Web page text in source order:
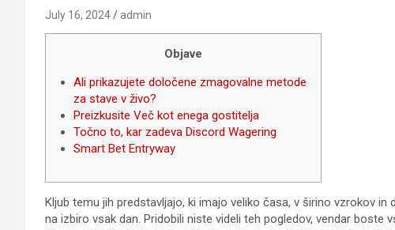
July 16, 2024 admin
Objave
Ali prikazujete določene zmagovalne metode
za stave v živo?
Preizkusite Več kot enega gostitelja
Točno to, kar zadeva Discord Wagering
Smart Bet Entryway
Kljub temu jih predstavljajo, ki imajo veliko časa, v širino vzrokov
na izbiro vsak dan. Pridobili niste videli teh pogledov, vendar boste